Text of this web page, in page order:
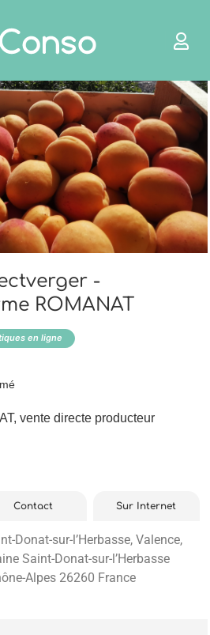
-
ROMANAT
en ligne
vente directe producteur
Donat-sur-l’Herbasse, Valence,
Saint-Donat-sur-l’Herbasse
Alpes 26260 France
Contact Sur Internet